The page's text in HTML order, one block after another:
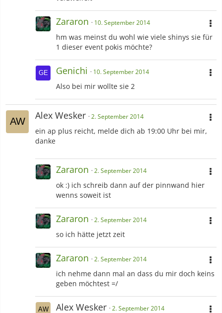
Zararon 10. September 2014
hm was meinst du wohl wie viele shinys sie für
1 dieser event pokis möchte?
Genichi 10. September 2014
Also bei mir wollte sie 2
Alex Wesker 2. September 2014
ein ap plus reicht, melde dich ab 19:00 Uhr bei mir,
danke
Zararon 2. September 2014
ok :) ich schreib dann auf der pinnwand hier
wenns soweit ist
Zararon 2. September 2014
so ich hätte jetzt zeit
Zararon 2. September 2014
ich nehme dann mal an dass du mir doch keins
geben möchtest =/
Alex Wesker 2. September 2014